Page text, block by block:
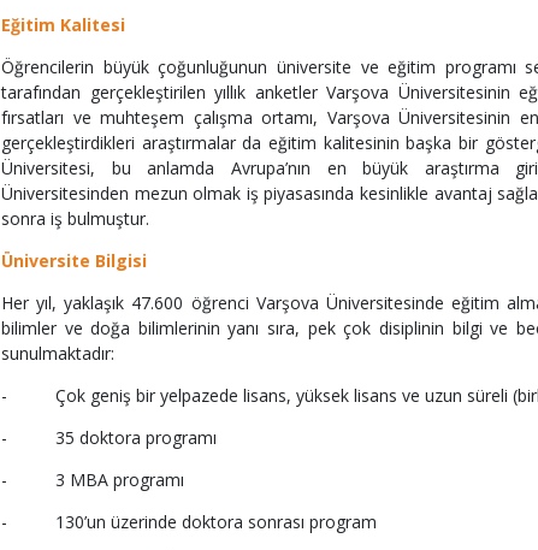
Eğitim Kalitesi
Öğrencilerin büyük çoğunluğunun üniversite ve eğitim programı
tarafından gerçekleştirilen yıllık anketler Varşova Üniversitesinin
fırsatları ve muhteşem çalışma ortamı, Varşova Üniversitesinin
gerçekleştirdikleri araştırmalar da eğitim kalitesinin başka bir
Üniversitesi, bu anlamda Avrupa’nın en büyük araştırma
Üniversitesinden mezun olmak iş piyasasında kesinlikle avantaj
sonra iş bulmuştur.
Üniversite Bilgisi
Her yıl, yaklaşık 47.600 öğrenci Varşova Üniversitesinde eğitim
bilimler ve doğa bilimlerinin yanı sıra, pek çok disiplinin bilgi ve
sunulmaktadır:
- Çok geniş bir yelpazede lisans, yüksek lisans ve uzun süreli
- 35 doktora programı
- 3 MBA programı
- 130’un üzerinde doktora sonrası program